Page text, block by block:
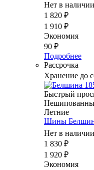
Нет в наличии
1 820 ₽
1 910 ₽
Экономия
90 ₽
Подробнее
Рассрочка
Хранение до
Быстрый
Летние
Шины
Нет в наличии
1 830 ₽
1 920 ₽
Экономия